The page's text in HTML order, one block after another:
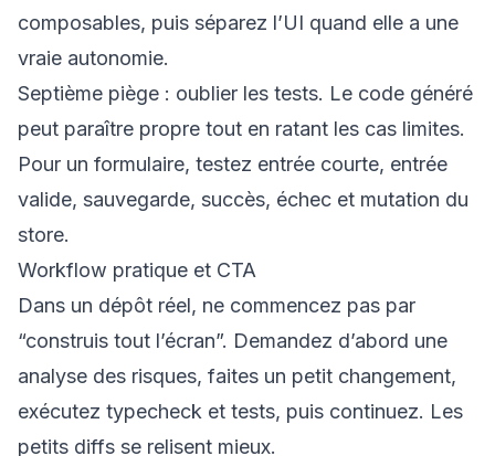
composables, puis séparez l’UI quand elle a une
vraie autonomie.
Septième piège : oublier les tests. Le code généré
peut paraître propre tout en ratant les cas limites.
Pour un formulaire, testez entrée courte, entrée
valide, sauvegarde, succès, échec et mutation du
store.
Workflow pratique et CTA
Dans un dépôt réel, ne commencez pas par
“construis tout l’écran”. Demandez d’abord une
analyse des risques, faites un petit changement,
exécutez typecheck et tests, puis continuez. Les
petits diffs se relisent mieux.